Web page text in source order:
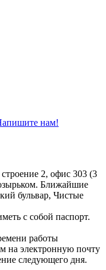
нам!
2, офис 303 (3
Ближайшие
бульвар, Чистые
с собой паспорт.
работы
на электронную почту
следующего дня.